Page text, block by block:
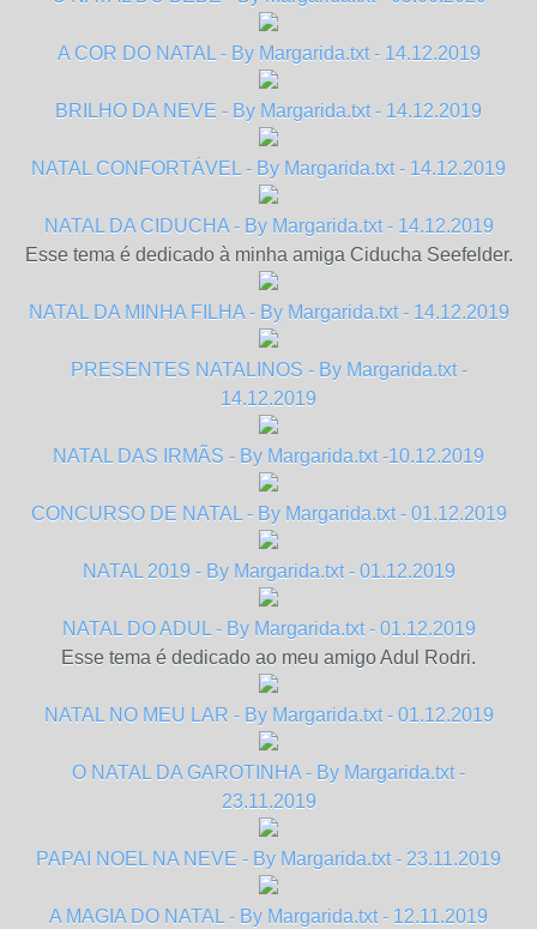
A COR DO NATAL - By Margarida.txt - 14.12.2019
BRILHO DA NEVE - By Margarida.txt - 14.12.2019
NATAL CONFORTÁVEL - By Margarida.txt - 14.12.2019
NATAL DA CIDUCHA - By Margarida.txt - 14.12.2019
Esse tema é dedicado à minha amiga Ciducha Seefelder.
NATAL DA MINHA FILHA - By Margarida.txt - 14.12.2019
PRESENTES NATALINOS - By Margarida.txt -
14.12.2019
NATAL DAS IRMÃS - By Margarida.txt -10.12.2019
CONCURSO DE NATAL - By Margarida.txt - 01.12.2019
NATAL 2019 - By Margarida.txt - 01.12.2019
NATAL DO ADUL - By Margarida.txt - 01.12.2019
Esse tema é dedicado ao meu amigo Adul Rodri.
NATAL NO MEU LAR - By Margarida.txt - 01.12.2019
O NATAL DA GAROTINHA - By Margarida.txt -
23.11.2019
PAPAI NOEL NA NEVE - By Margarida.txt - 23.11.2019
A MAGIA DO NATAL - By Margarida.txt - 12.11.2019